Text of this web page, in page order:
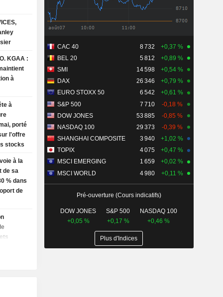
KGAA :
à
à
porté
l'offre
stocks
à la
de sa
% dans
de
CAC 40 8 732
+0,37 %
BEL 20
5 812
+0,89 %
SMI
14 598
+0,54 %
DAX
26 346
+0,79 %
EURO STOXX 50
6 542
+0,61 %
S&P 500
7 710
-0,18 %
DOW JONES
53 885
-0,85 %
NASDAQ 100
29 373
-0,39 %
SHANGHAI COMPOSITE
3 940
+1,02 %
TOPIX
4 075
+0,47 %
MSCI EMERGING
1 659
+0,02 %
MSCI WORLD
4 980 +0,11 %
Pré-ouverture (Cours indicatifs)
DOW JONES
+0,05 %
S&P 500
+0,17 %
NASDAQ 100
+0,46 %
Plus d'Indices